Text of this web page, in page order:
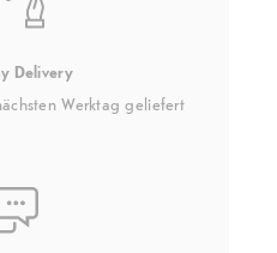
Delivery
Werktag geliefert